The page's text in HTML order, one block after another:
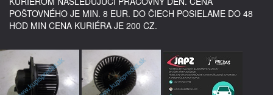
POŠTOVNÉHO JE MIN. 8 EUR. DO ČIECH POSIELAME DO 48
HOD MIN CENA KURIÉRA JE 200 CZ.